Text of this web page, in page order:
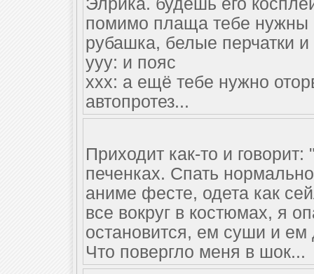
Элрика. будешь его
помимо плаща тебе
рубашка, белые перчатки и
ууу: и пояс
ххх: а ещё тебе нужно
автопротез...
Приходит как-то и
печенках. Спать
аниме фесте, одета как
все вокруг в костюмах, я
остановится, ем суши и ем
Что повергло меня в шок...